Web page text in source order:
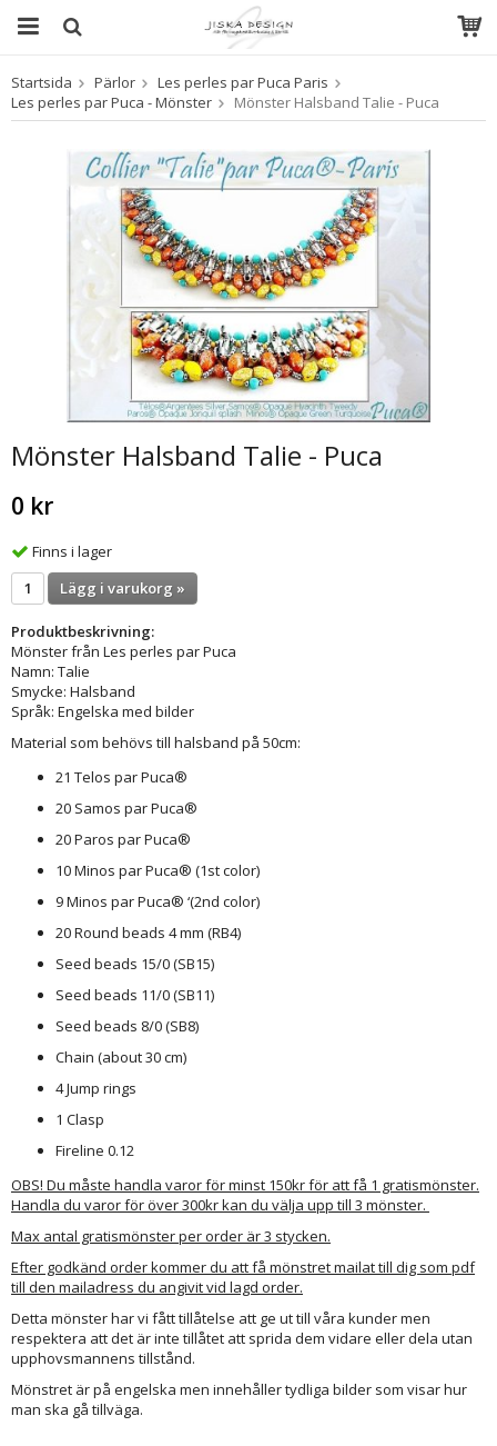
Produkten har blivit tillagd i varukorgen
Startsida Pärlor
Les perles par Puca Paris
Les perles par Puca - Mönster
Mönster Halsband Talie - Puca
Mönster Halsband Talie - Puca
0 kr
Finns i lager
Lägg i varukorg »
Produktbeskrivning:
Mönster från Les perles par Puca
Namn: Talie
Smycke: Halsband
Språk: Engelska med bilder
Material som behövs till halsband på 50cm:
21 Telos par Puca®
20 Samos par Puca®
20 Paros par Puca®
10 Minos par Puca® (1st color)
9 Minos par Puca® ‘(2nd color)
20 Round beads 4 mm (RB4)
Seed beads 15/0 (SB15)
Seed beads 11/0 (SB11)
Seed beads 8/0 (SB8)
Chain (about 30 cm)
4 Jump rings
1 Clasp
Fireline 0.12
OBS! Du måste handla varor för minst 150kr för att få 1 gratismönster.
Handla du varor för över 300kr kan du välja upp till 3 mönster.
Max antal gratismönster per order är 3 stycken.
Efter godkänd order kommer du att få mönstret mailat till dig som pdf
till den mailadress du angivit vid lagd order.
Detta mönster har vi fått tillåtelse att ge ut till våra kunder men
respektera att det är inte tillåtet att sprida dem vidare eller dela utan
upphovsmannens tillstånd.
Mönstret är på engelska men innehåller tydliga bilder som visar hur
man ska gå tillväga.